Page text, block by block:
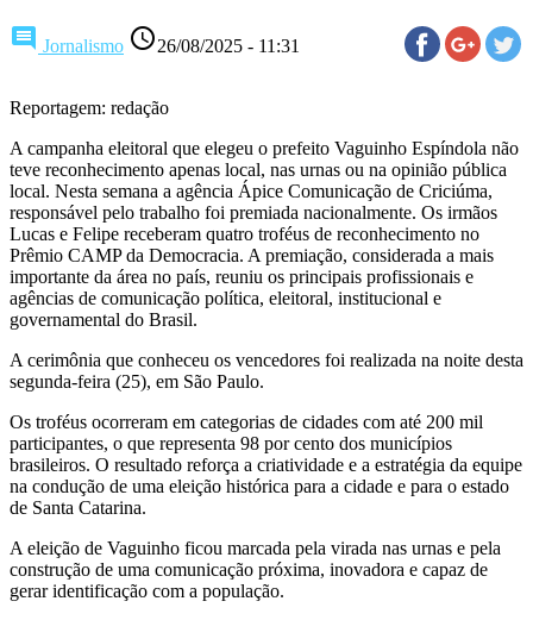
comment Jornalismo access_time26/08/2025 - 11:31
Reportagem: redação
A campanha eleitoral que elegeu o prefeito Vaguinho Espíndola não
teve reconhecimento apenas local, nas urnas ou na opinião pública
local. Nesta semana a agência Ápice Comunicação de Criciúma,
responsável pelo trabalho foi premiada nacionalmente. Os irmãos
Lucas e Felipe receberam quatro troféus de reconhecimento no
Prêmio CAMP da Democracia. A premiação, considerada a mais
importante da área no país, reuniu os principais profissionais e
agências de comunicação política, eleitoral, institucional e
governamental do Brasil.
A cerimônia que conheceu os vencedores foi realizada na noite desta
segunda-feira (25), em São Paulo.
Os troféus ocorreram em categorias de cidades com até 200 mil
participantes, o que representa 98 ​​por cento dos municípios
brasileiros. O resultado reforça a criatividade e a estratégia da equipe
na condução de uma eleição histórica para a cidade e para o estado
de Santa Catarina.
A eleição de Vaguinho ficou marcada pela virada nas urnas e pela
construção de uma comunicação próxima, inovadora e capaz de
gerar identificação com a população.